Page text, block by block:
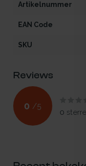
Artikelnummer
EAN Code
SKU
Reviews
0 /5
0